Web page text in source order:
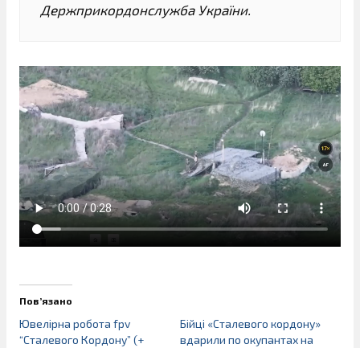
Держприкордонслужба України.
Пов’язано
Ювелірна робота fpv
“Сталевого Кордону” (+
Бійці «Сталевого кордону»
вдарили по окупантах на